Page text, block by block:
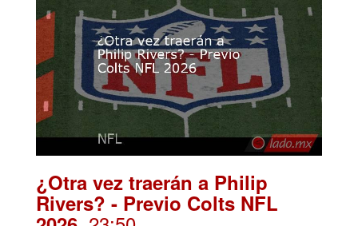
¿Otra vez traerán a Philip
Rivers? - Previo Colts NFL